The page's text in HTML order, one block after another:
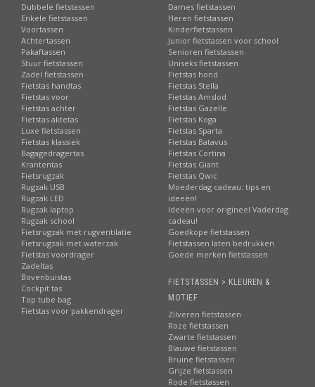
Dubbele fietstassen
Enkele fietstassen
Voortassen
Achtertassen
Pakaftassen
Stuur fietstassen
Zadel fietstassen
Fietstas handtas
Fietstas voor
Fietstas achter
Fietstas aktetas
Luxe fietstassen
Fietstas klassiek
Bagagedragertas
Krantentas
Fietsrugzak
Rugzak USB
Rugzak LED
Rugzak laptop
Rugzak school
Fietsrugzak met rugventilatie
Fietsrugzak met waterzak
Fietstas voordrager
Zadeltas
Bovenbuistas
Cockpit tas
Top tube bag
Fietstas voor pakkendrager
Dames fietstassen
Heren fietstassen
Kinderfietstassen
Junior fietstassen voor school
Senioren fietstassen
Uniseks fietstassen
Fietstas hond
Fietstas Stella
Fietstas Amslod
Fietstas Gazelle
Fietstas Koga
Fietstas Sparta
Fietstas Batavus
Fietstas Cortina
Fietstas Giant
Fietstas Qwic
Moederdag cadeau: tips en
ideeën!
Ideeën voor origineel Vaderdag
cadeau!
Goedkope fietstassen
Fietstassen laten bedrukken
Goede merken fietstassen
FIETSTASSEN > KLEUREN &
MOTIEF
Zilveren fietstassen
Roze fietstassen
Zwarte fietstassen
Blauwe fietstassen
Bruine fietstassen
Grijze fietstassen
Rode fietstassen